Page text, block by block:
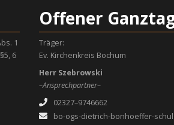
1
6
Offener
Träger:
Ev. Kirchenkreis Bochum
Herr Szebrowski
–Ansprechpartner–
02327–9746662
bo-ogs-dietrich-bonhoeffer-